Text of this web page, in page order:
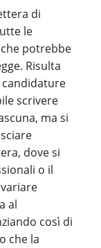
di
le
potrebbe
Risulta
candidature
scrivere
ma si
dove si
o il
al
così di
che la